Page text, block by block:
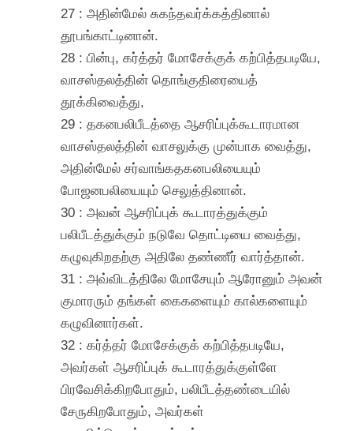
27 : அதின்மேல் சுகந்தவர்க்கத்தினால்
தூபங்காட்டினான்.
28 : பின்பு, கர்த்தர் மோசேக்குக் கற்பித்தபடியே,
வாசஸ்தலத்தின் தொங்குதிரையைத்
தூக்கிவைத்து,
29 : தகனபலிபீடத்தை ஆசரிப்புக்கூடாரமான
வாசஸ்தலத்தின் வாசலுக்கு முன்பாக வைத்து,
அதின்மேல் சர்வாங்கதகனபலியையும்
போஜனபலியையும் செலுத்தினான்.
30 : அவன் ஆசரிப்புக் கூடாரத்துக்கும்
பலிபீடத்துக்கும் நடுவே தொட்டியை வைத்து,
கழுவுகிறதற்கு அதிலே தண்ணீர் வார்த்தான்.
31 : அவ்விடத்திலே மோசேயும் ஆரோனும் அவன்
குமாரரும் தங்கள் கைகளையும் கால்களையும்
கழுவினார்கள்.
32 : கர்த்தர் மோசேக்குக் கற்பித்தபடியே,
அவர்கள் ஆசரிப்புக் கூடாரத்துக்குள்ளே
பிரவேசிக்கிறபோதும், பலிபீடத்தண்டையில்
சேருகிறபோதும், அவர்கள்